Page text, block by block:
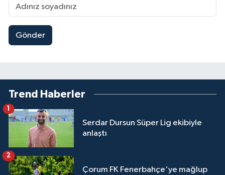
Gönder
Trend Haberler
Serdar Dursun Süper Lig ekibiyle
anlaştı
1
Çorum FK Fenerbahçe'ye mağlup
2